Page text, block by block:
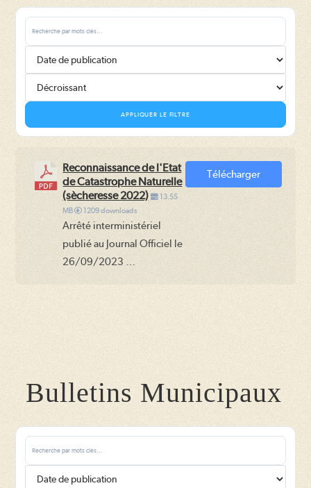
APPLIQUER LE FILTRE
Reconnaissance de l'Etat
de Catastrophe Naturelle
(sècheresse 2022)
13.55
MB
1209 downloads
Arrêté interministériel
publié au Journal Officiel le
26/09/2023 …
Télécharger
Bulletins Municipaux